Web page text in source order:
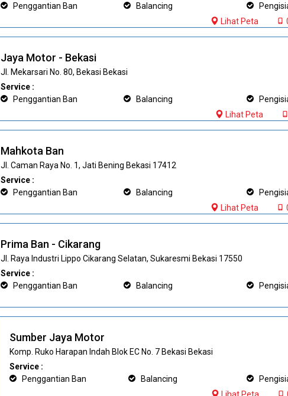
Penggantian Ban
Balancing
Lihat Peta
Jaya Motor - Bekasi
Jl. Mekarsari No. 80, Bekasi Bekasi
Service :
Penggantian Ban
Balancing
Lihat Peta
Mahkota Ban
Jl. Caman Raya No. 1, Jati Bening Bekasi 17412
Service :
Penggantian Ban
Balancing
Lihat Peta
Prima Ban - Cikarang
Jl. Raya Industri Lippo Cikarang Selatan, Sukaresmi Bekasi 17550
Service :
Penggantian Ban
Balancing
Sumber Jaya Motor
Komp. Ruko Harapan Indah Blok EC No. 7 Bekasi Bekasi
Service :
Penggantian Ban
Balancing